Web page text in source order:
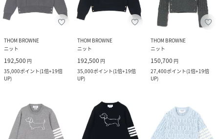
THOM BROWNE
ニット
192,500 円
35,000ポイント(1倍+19倍
UP)
THOM BROWNE
ニット
192,500 円
35,000ポイント(1倍+19倍
UP)
THOM BROWNE
ニット
150,700 円
27,400ポイント(1倍+19倍
UP)